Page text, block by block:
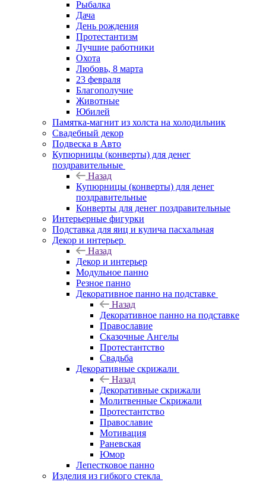
Рыбалка
Дача
День рождения
Протестантизм
Лучшие работники
Охота
Любовь, 8 марта
23 февраля
Благополучие
Животные
Юбилей
Памятка-магнит из холста на холодильник
Свадебный декор
Подвеска в Авто
Купюрницы (конверты) для денег
поздравительные
Назад
Купюрницы (конверты) для денег
поздравительные
Конверты для денег поздравительные
Интерьерные фигурки
Подставка для яиц и кулича пасхальная
Декор и интерьер
Назад
Декор и интерьер
Модульное панно
Резное панно
Декоративное панно на подставке
Назад
Декоративное панно на подставке
Православие
Сказочные Ангелы
Протестантство
Свадьба
Декоративные скрижали
Назад
Декоративные скрижали
Молитвенные Скрижали
Протестантство
Православие
Мотивация
Раневская
Юмор
Лепестковое панно
Изделия из гибкого стекла